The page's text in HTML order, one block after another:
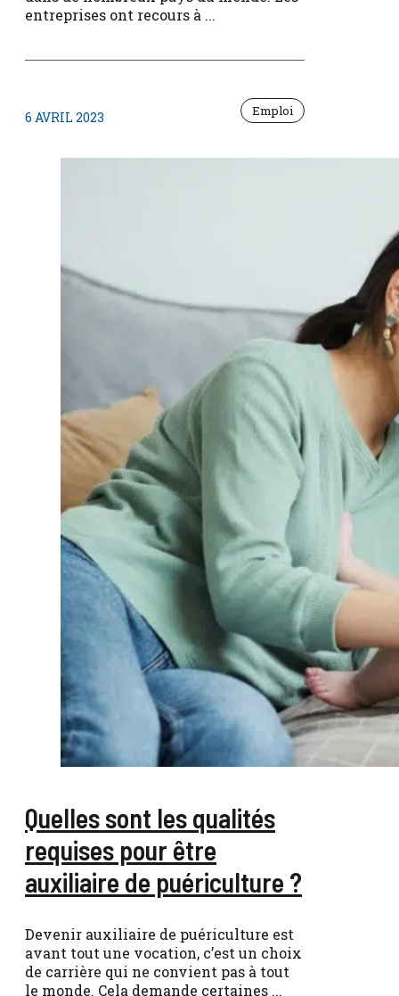
entreprises ont recours à ...
6 AVRIL 2023 Emploi
Quelles sont les qualités
requises pour être
auxiliaire de puériculture ?
Devenir auxiliaire de puériculture est
avant tout une vocation, c’est un choix
de carrière qui ne convient pas à tout
le monde. Cela demande certaines ...